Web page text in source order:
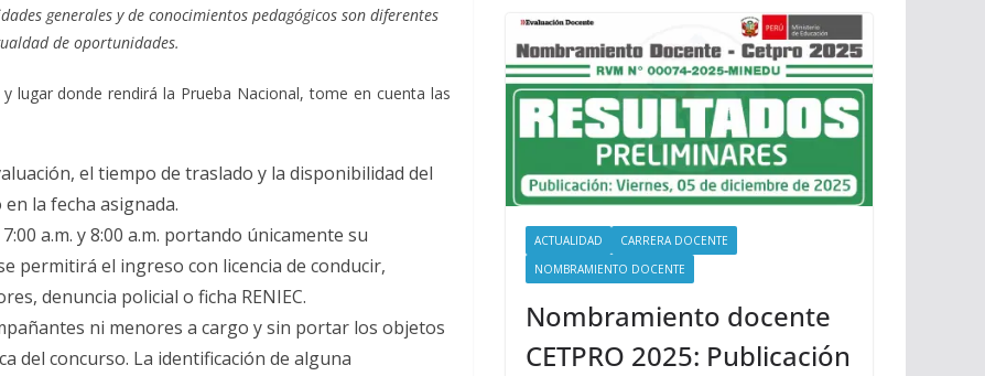
generales y de conocimientos pedagógicos son diferentes
de oportunidades.
lugar donde rendirá la Prueba Nacional, tome en cuenta las
el tiempo de traslado y la disponibilidad del
la fecha asignada.
a.m. y 8:00 a.m. portando únicamente su
permitirá el ingreso con licencia de conducir,
denuncia policial o ficha RENIEC.
ni menores a cargo y sin portar los objetos
del concurso. La identificación de alguna
ACTUALIDAD
CARRERA DOCENTE
NOMBRAMIENTO DOCENTE
Nombramiento docente
CETPRO 2025: Publicación